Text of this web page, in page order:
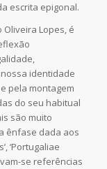
escrita epigonal.
Oliveira Lopes, é
identidade
pela montagem
do seu habitual
são muito
ênfase dada aos
‘Portugaliae
se referências